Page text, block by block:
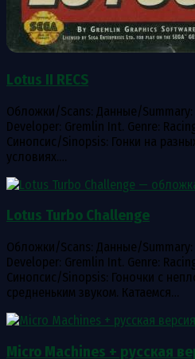
Lotus II RECS
Обложки/Scans: Данные/
Developer: Gremlin Int. Genre:
Синопсис/Sinopsis: Гонки на
условиях.…
Lotus Turbo Challenge
Обложки/Scans: Данные/
Developer: Gremlin Int. Genre:
Синопсис/Sinopsis: Гоночки с
средненьким звуком. Катаемся…
Micro Machines + русская